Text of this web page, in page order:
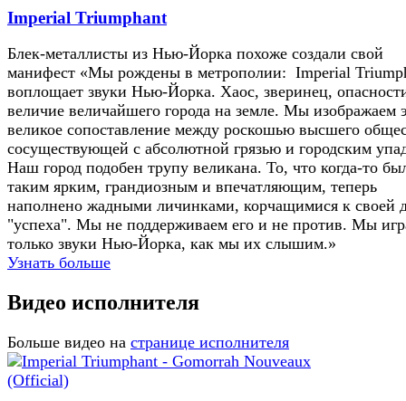
Imperial Triumphant
Блек-металлисты из Нью-Йорка похоже создали свой
манифест «Мы рождены в метрополии: Imperial
воплощает звуки Нью-Йорка. Хаос, зверинец,
величие величайшего города на земле. Мы изображаем
великое сопоставление между роскошью высшего
сосуществующей с абсолютной грязью и городским
Наш город подобен трупу великана. То, что когда-то
таким ярким, грандиозным и впечатляющим, теперь
наполнено жадными личинками, корчащимися к своей
"успеха". Мы не поддерживаем его и не против. Мы
только звуки Нью-Йорка, как мы их слышим.»
Узнать больше
Видео исполнителя
Больше видео на странице исполнителя